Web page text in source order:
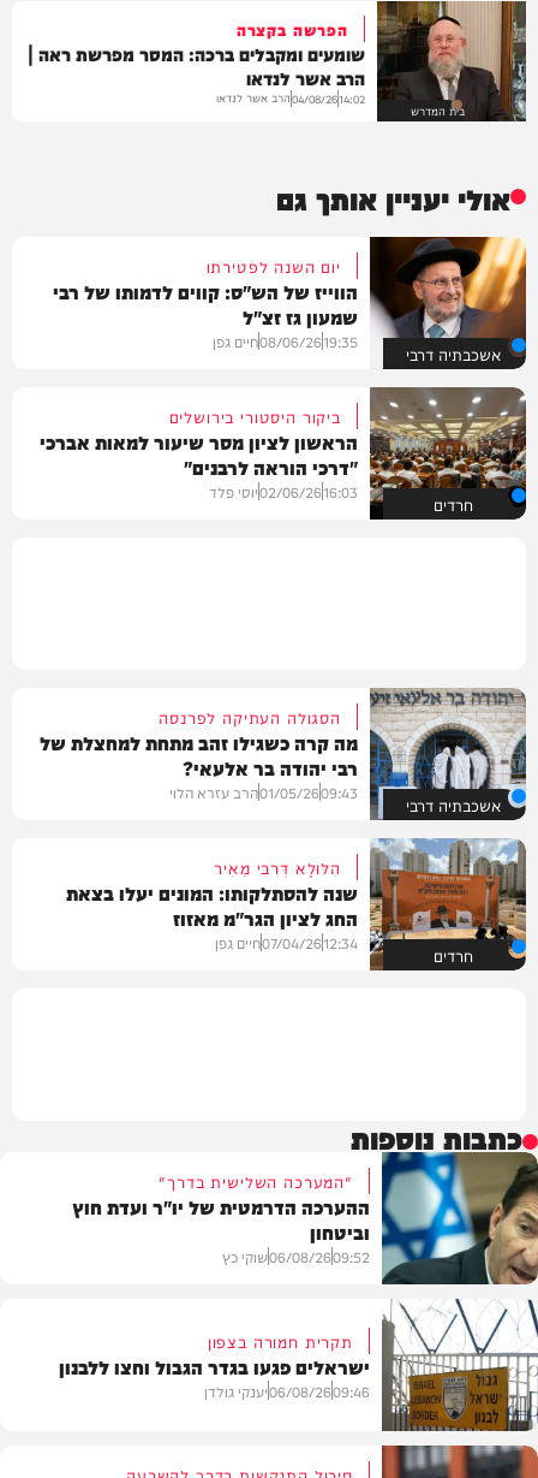
בית המדרש
הפרשה בקצרה
שומעים ומקבלים ברכה: המסר מפרשת ראה |
הרב אשר לנדאו
14:02
04/08/26הרב אשר לנדאו
אולי יעניין אותך גם
אשכבתיה דרבי
יום השנה לפטירתו
הווייז של הש"ס: קווים לדמותו של רבי
שמעון גז זצ"ל
19:35
08/06/26חיים גפן
חרדים
ביקור היסטורי בירושלים
הראשון לציון מסר שיעור למאות אברכי
"דרכי הוראה לרבנים"
16:03
02/06/26יוסי פלד
אשכבתיה דרבי
הסגולה העתיקה לפרנסה
מה קרה כשגילו זהב מתחת למחצלת של
רבי יהודה בר אלעאי?
09:43
01/05/26הרב עזרא הלוי
חרדים
הִלּוּלָא דְּרִבִּי מֵאִיר
שנה להסתלקותו: המונים יעלו בצאת
החג לציון הגר"מ מאזוז
12:34
07/04/26חיים גפן
כתבות נוספות
חדשות
"המערכה השלישית בדרך"
ההערכה הדרמטית של יו"ר ועדת חוץ
וביטחון
09:52
06/08/26שוקי כץ
תקרית חמורה בצפון
ישראלים פגעו בגדר הגבול וחצו ללבנון
09:46
06/08/26יענקי גולדן